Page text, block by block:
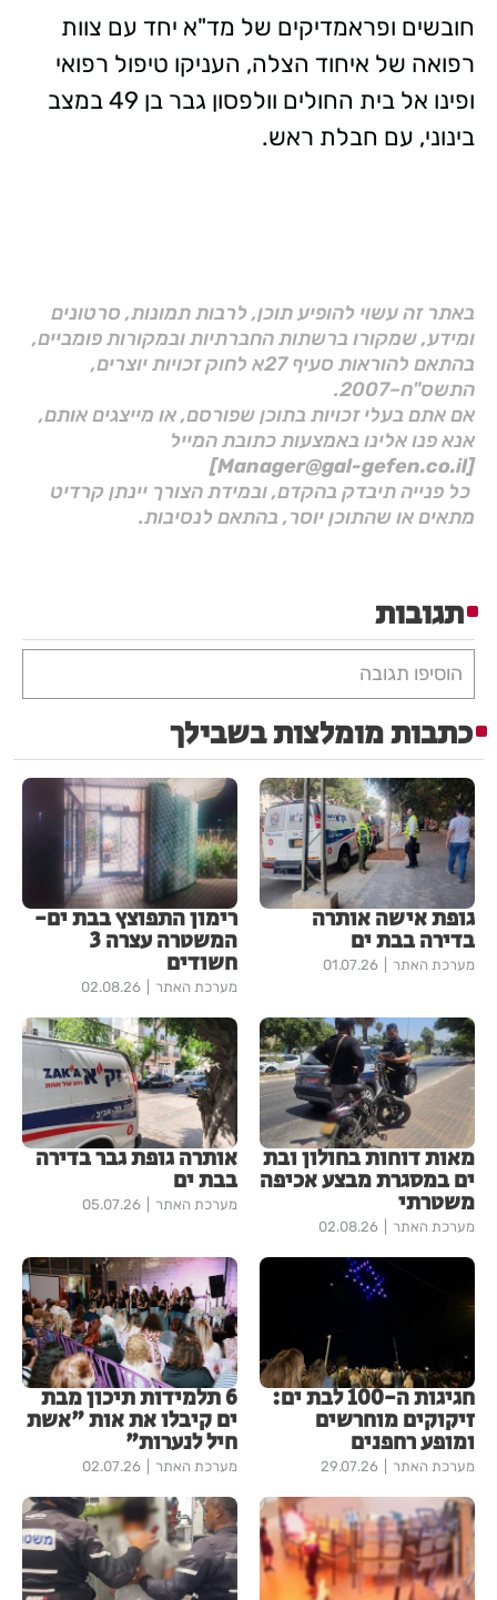
חובשים ופראמדיקים של מד"א יחד עם צוות
רפואה של איחוד הצלה, העניקו טיפול רפואי
ופינו אל בית החולים וולפסון גבר בן 49 במצב
בינוני, עם חבלת ראש.
באתר זה עשוי להופיע תוכן, לרבות תמונות, סרטונים
ומידע, שמקורו ברשתות החברתיות ובמקורות פומביים,
בהתאם להוראות סעיף 27א לחוק זכויות יוצרים,
התשס"ח–2007.
אם אתם בעלי זכויות בתוכן שפורסם, או מייצגים אותם,
אנא פנו אלינו באמצעות כתובת המייל
[Manager@gal-gefen.co.il]
כל פנייה תיבדק בהקדם, ובמידת הצורך יינתן קרדיט
מתאים או שהתוכן יוסר, בהתאם לנסיבות.
תגובות
הוסיפו תגובה
כתבות מומלצות בשבילך
גופת אישה אותרה
בדירה בבת ים
מערכת האתר 01.07.26
רימון התפוצץ בבת ים-
המשטרה עצרה 3
חשודים
מערכת האתר 02.08.26
מאות דוחות בחולון ובת
ים במסגרת מבצע אכיפה
משטרתי
מערכת האתר 02.08.26
אותרה גופת גבר בדירה
בבת ים
מערכת האתר 05.07.26
חגיגות ה-100 לבת ים:
זיקוקים מוחרשים
ומופע רחפנים
מערכת האתר 29.07.26
6 תלמידות תיכון מבת
ים קיבלו את אות "אשת
חיל לנערות"
מערכת האתר 02.07.26